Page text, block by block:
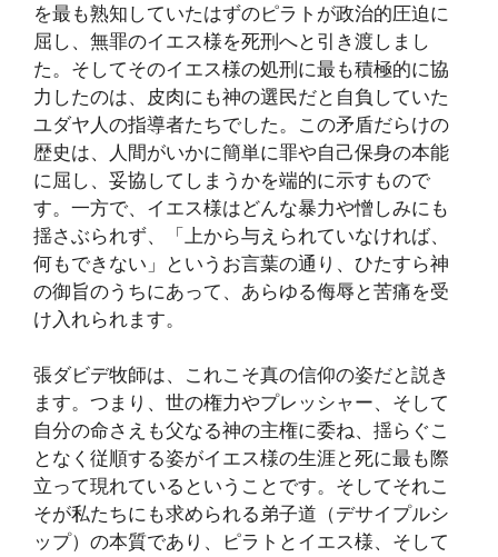
を最も熟知していたはずのピラトが政治的圧迫に
屈し、無罪のイエス様を死刑へと引き渡しまし
た。そしてそのイエス様の処刑に最も積極的に協
力したのは、皮肉にも神の選民だと自負していた
ユダヤ人の指導者たちでした。この矛盾だらけの
歴史は、人間がいかに簡単に罪や自己保身の本能
に屈し、妥協してしまうかを端的に示すもので
す。一方で、イエス様はどんな暴力や憎しみにも
揺さぶられず、「上から与えられていなければ、
何もできない」というお言葉の通り、ひたすら神
の御旨のうちにあって、あらゆる侮辱と苦痛を受
け入れられます。
張ダビデ牧師は、これこそ真の信仰の姿だと説き
ます。つまり、世の権力やプレッシャー、そして
自分の命さえも父なる神の主権に委ね、揺らぐこ
となく従順する姿がイエス様の生涯と死に最も際
立って現れているということです。そしてそれこ
そが私たちにも求められる弟子道（デサイプルシ
ップ）の本質であり、ピラトとイエス様、そして